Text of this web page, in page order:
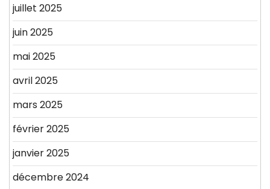
juillet 2025
juin 2025
mai 2025
avril 2025
mars 2025
février 2025
janvier 2025
décembre 2024